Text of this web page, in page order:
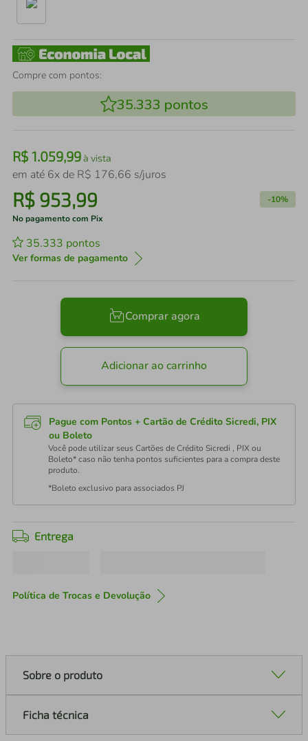
Compre com pontos:
35.333 pontos
R$ 1.059,99à vista
em até 6x de R$ 176,66 s/juros
R$ 953,99 -10%
No pagamento com Pix
35.333 pontos
Ver formas de pagamento
Comprar agora
Adicionar ao carrinho
Pague com Pontos + Cartão de Crédito Sicredi, PIX
ou Boleto
Você pode utilizar seus Cartões de Crédito Sicredi , PIX ou
Boleto* caso não tenha pontos suficientes para a compra deste
produto.
*Boleto exclusivo para associados PJ
Entrega
Política de Trocas e Devolução
Sobre o produto
Ficha técnica